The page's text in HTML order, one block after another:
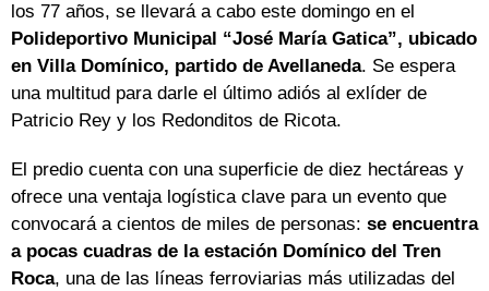
los 77 años, se llevará a cabo este domingo en el
Polideportivo Municipal “José María Gatica”, ubicado
en Villa Domínico, partido de Avellaneda. Se espera
una multitud para darle el último adiós al exlíder de
Patricio Rey y los Redonditos de Ricota.
El predio cuenta con una superficie de diez hectáreas y
ofrece una ventaja logística clave para un evento que
convocará a cientos de miles de personas: se encuentra
a pocas cuadras de la estación Domínico del Tren
Roca, una de las líneas ferroviarias más utilizadas del